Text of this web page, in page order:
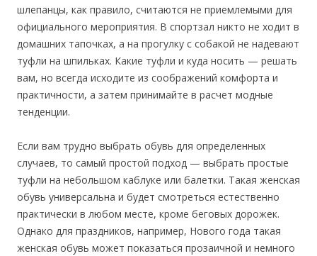
шлепанцы, как правило, считаются не приемлемыми для
официального мероприятия. В спортзал никто не ходит в
домашних тапочках, а на прогулку с собакой не надевают
туфли на шпильках. Какие туфли и куда носить — решать
вам, но всегда исходите из соображений комфорта и
практичности, а затем принимайте в расчет модные
тенденции.
Если вам трудно выбрать обувь для определенных
случаев, то самый простой подход — выбрать простые
туфли на небольшом каблуке или балетки. Такая женская
обувь универсальна и будет смотреться естественно
практически в любом месте, кроме беговых дорожек.
Однако для праздников, например, Нового года такая
женская обувь может показаться прозаичной и немного